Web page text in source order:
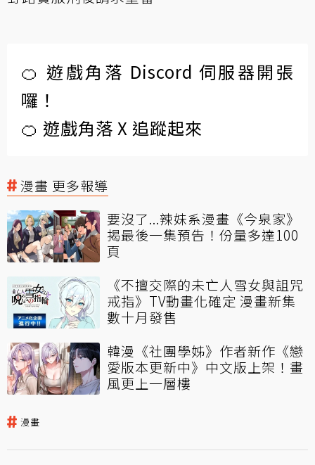
🍊 遊戲角落 Discord 伺服器開張
囉！
🍊 遊戲角落 X 追蹤起來
漫畫 更多報導
要沒了...辣妹系漫畫《今泉家》
揭最後一集預告！份量多達100
頁
《不擅交際的未亡人雪女與詛咒
戒指》TV動畫化確定 漫畫新集
數十月發售
韓漫《社團學姊》作者新作《戀
愛版本更新中》中文版上架！畫
風更上一層樓
漫畫